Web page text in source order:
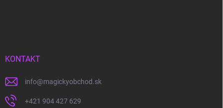
KONTAKT
info@magickyobchod.sk
+421 904 427 629